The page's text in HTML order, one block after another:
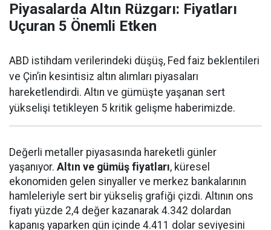
Piyasalarda Altın Rüzgarı: Fiyatları
Uçuran 5 Önemli Etken
ABD istihdam verilerindeki düşüş, Fed faiz beklentileri
ve Çin’in kesintisiz altın alımları piyasaları
hareketlendirdi. Altın ve gümüşte yaşanan sert
yükselişi tetikleyen 5 kritik gelişme haberimizde.
Değerli metaller piyasasında hareketli günler
yaşanıyor. Altın ve gümüş fiyatları, küresel
ekonomiden gelen sinyaller ve merkez bankalarının
hamleleriyle sert bir yükseliş grafiği çizdi. Altının ons
fiyatı yüzde 2,4 değer kazanarak 4.342 dolardan
kapanış yaparken gün içinde 4.411 dolar seviyesini